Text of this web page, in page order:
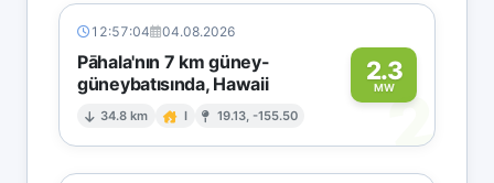
12:57:04 04.08.2026
Pāhala'nın 7 km güney-
güneybatısında, Hawaii
34.8 km I 19.13, -155.50
2.3
MW2